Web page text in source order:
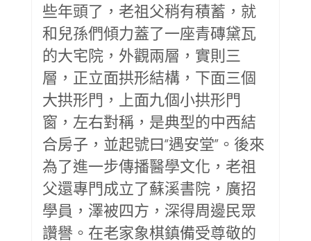
些年頭了，老祖父稍有積蓄，就
和兒孫們傾力蓋了一座青磚黛瓦
的大宅院，外觀兩層，實則三
層，正立面拱形結構，下面三個
大拱形門，上面九個小拱形門
窗，左右對稱，是典型的中西結
合房子，並起號曰“遇安堂”。後來
為了進一步傳播醫學文化，老祖
父還專門成立了蘇溪書院，廣招
學員，澤被四方，深得周邊民眾
讚譽。在老家象棋鎮備受尊敬的